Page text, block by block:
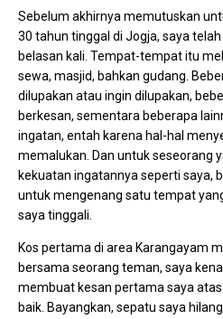
Sebelum akhirnya memutuskan
30 tahun tinggal di Jogja, saya
belasan kali. Tempat-tempat itu
sewa, masjid, bahkan gudang.
dilupakan atau ingin dilupakan,
berkesan, sementara beberapa
ingatan, entah karena hal-hal
memalukan. Dan untuk seseorang
kekuatan ingatannya seperti saya,
untuk mengenang satu tempat
saya tinggali.
Kos pertama di area Karangayam
bersama seorang teman, saya
membuat kesan pertama saya
baik. Bayangkan, sepatu saya